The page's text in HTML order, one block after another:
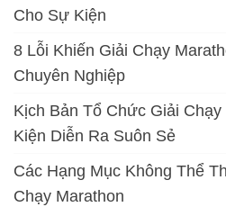
Cho Sự Kiện
8 Lỗi Khiến Giải Chạy
Chuyên Nghiệp
Kịch Bản Tổ Chức Giải
Kiện Diễn Ra Suôn Sẻ
Các Hạng Mục Không Thể
Chạy Marathon